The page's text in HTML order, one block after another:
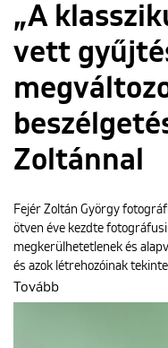
„A
vett
Zoltánnal
Fejér Zoltán György
ötven éve kezdte
megkerülhetetlenek és
és azok létrehozóinak
Tovább